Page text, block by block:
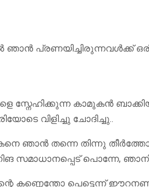
പ്രണയിച്ചിരുന്നവൾക്ക്
സ്നേഹിക്കുന്ന കാമുകൻ
വിളിച്ചു ചോദിച്ചു..
ഞാൻ തന്നെ തിന്നു
സമാധാനപ്പെട് പൊന്നേ,
കണ്ണെന്തോ പെട്ടെന്ന്